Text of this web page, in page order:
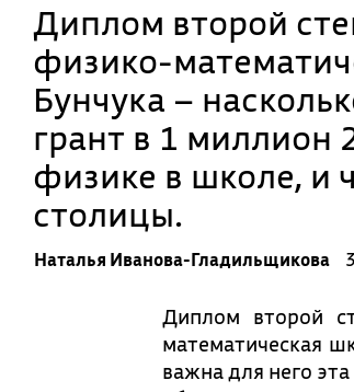
Диплом второй
физико-
Бунчука –
грант в 1 миллион
физике в школе, и
столицы.
Наталья Иванова-Гладильщикова
Диплом второй
математическая
важна для него